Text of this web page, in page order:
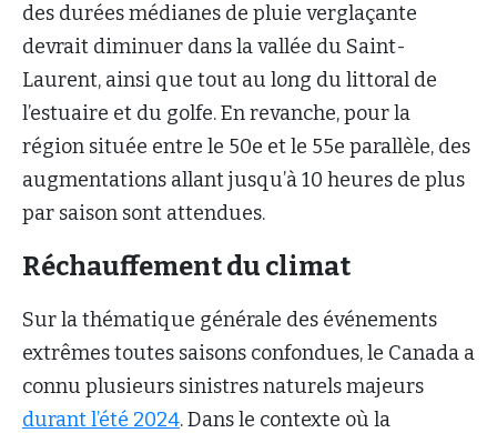
des durées médianes de pluie verglaçante
devrait diminuer dans la vallée du Saint-
Laurent, ainsi que tout au long du littoral de
l’estuaire et du golfe. En revanche, pour la
région située entre le 50e et le 55e parallèle, des
augmentations allant jusqu’à 10 heures de plus
par saison sont attendues.
Réchauffement du climat
Sur la thématique générale des événements
extrêmes toutes saisons confondues, le Canada a
connu plusieurs sinistres naturels majeurs
durant l’été 2024. Dans le contexte où la